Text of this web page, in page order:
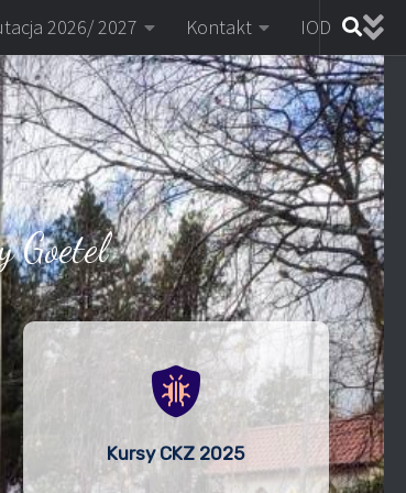
2026/ 2027 Kontakt IOD
Goetel
Kursy CKZ 2025